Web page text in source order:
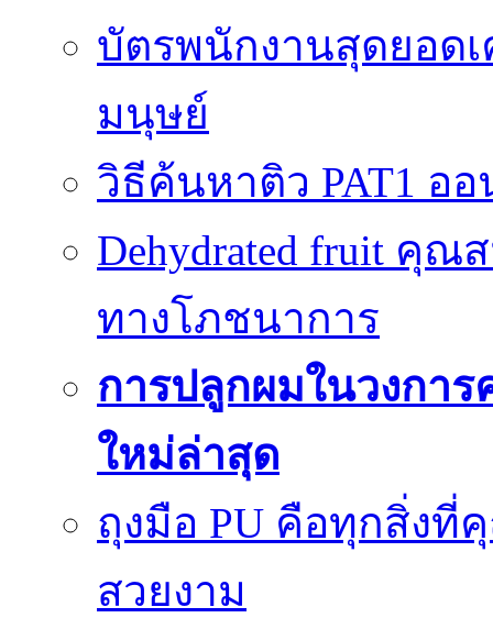
บัตรพนักงานสุดยอด
มนุษย์
วิธีค้นหาติว PAT1 อ
Dehydrated fruit คุ
ทางโภชนาการ
การปลูกผมในวงกา
ใหม่ล่าสุด
ถุงมือ PU คือทุกสิ่งที่
สวยงาม